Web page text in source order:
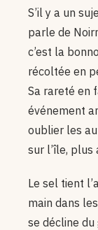
S’il y a un
parle de
c’est la
récoltée en
Sa rareté en
événement
oublier les
sur l’île,
Le sel tient
main dans
se décline